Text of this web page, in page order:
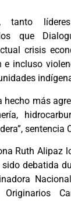
tanto
que
crisis
e incluso
hecho más
sentencia
Ruth Alipaz
debatida
Originarios